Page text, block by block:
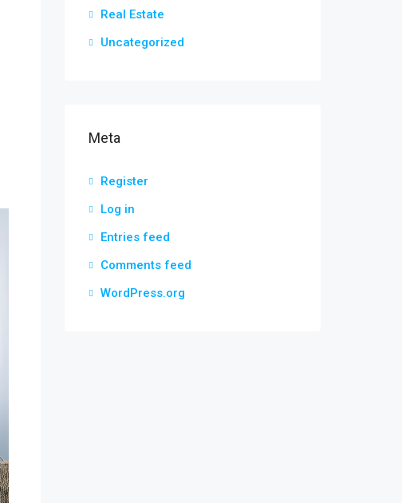
Real Estate
Uncategorized
Meta
Register
Log in
Entries feed
Comments feed
WordPress.org